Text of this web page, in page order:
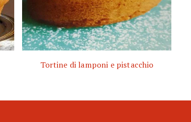
Tortine di lamponi e pistacchio